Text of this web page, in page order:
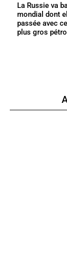
La Russie va
mondial dont
passée avec
plus gros